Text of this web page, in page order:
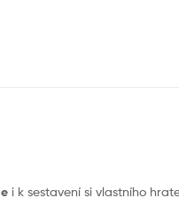
i k sestavení si vlastního